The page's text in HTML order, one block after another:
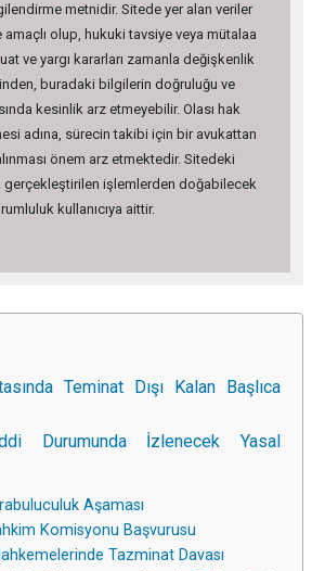
metnidir. Sitede yer alan veriler
olup, hukuki tavsiye veya mütalaa
ve yargı kararları zamanla değişkenlik
buradaki bilgilerin doğruluğu ve
kesinlik arz etmeyebilir. Olası hak
adına, sürecin takibi için bir avukattan
önem arz etmektedir. Sitedeki
gerçekleştirilen işlemlerden doğabilecek
kullanıcıya aittir.
Teminat Dışı Kalan Başlıca
Durumunda İzlenecek Yasal
Aşaması
Komisyonu Başvurusu
Tazminat Davası